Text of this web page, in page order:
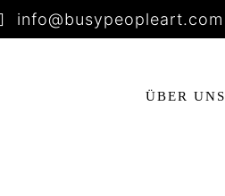
info@busypeopleart.com
ÜBER UNS